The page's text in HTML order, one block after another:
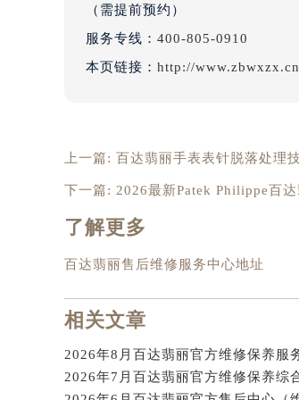
辽宁省沈阳市沈河区
北京市朝阳区建国门
北京市东城区东长安
内蒙古自治区包头市
内蒙古自治区赤峰市
内蒙古自治区通辽市
内蒙古自治区兴安盟
山西省大同市平城
（需提前预约）
服务专线： 400-805-0910
本页链接： http://
上一篇: 百达翡丽手表表针脱落处理
下一篇: 2026最新Patek Philippe百
了解更多
百达翡丽售后维修服务中心地址
相关文章